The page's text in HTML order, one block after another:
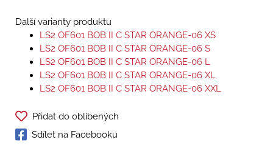
Další varianty produktu
LS2 OF601 BOB II C STAR ORANGE-06 XS
LS2 OF601 BOB II C STAR ORANGE-06 S
LS2 OF601 BOB II C STAR ORANGE-06 L
LS2 OF601 BOB II C STAR ORANGE-06 XL
LS2 OF601 BOB II C STAR ORANGE-06 XXL
Přidat do oblíbených
Sdílet na Facebooku